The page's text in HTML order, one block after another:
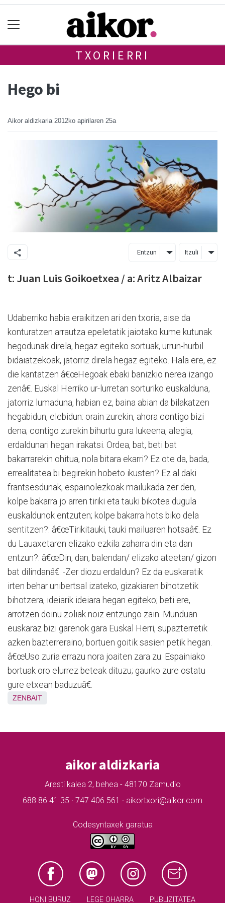
TXORIERRI
Hego bi
Aikor aldizkaria 2012ko apirilaren 25a
Entzun Itzuli
t: Juan Luis Goikoetxea / a: Aritz Albaizar
Udaberriko habia eraikitzen ari den txoria, aise da
konturatzen arrautza epeletatik jaiotako kume kutunak
hegodunak direla, hegaz egiteko sortuak, urrun-hurbil
bidaiatzekoak, jatorriz direla hegaz egiteko. Hala ere, ez
die kantatzen â€œHegoak ebaki banizkio nerea izango
zenâ€. Euskal Herriko ur-lurretan sorturiko euskalduna,
jatorriz lumaduna, habian ez, baina abian da bilakatzen
hegabidun, elebidun: orain zurekin, ahora contigo bizi
dena; contigo zurekin bihurtu gura lukeena, alegia,
erdaldunari hegan irakatsi. Ordea, bat, beti bat
bakarrarekin ohitua, nola bitara ekarri? Ez ote da, bada,
errealitatea bi begirekin hobeto ikusten? Ez al daki
frantsesdunak, espainolezkoak mailukada zer den,
kolpe bakarra jo arren tiriki eta tauki bikotea dugula
euskaldunok entzuten; kolpe bakarra hots biko dela
sentitzen?: â€œTirikitauki, tauki mailuaren hotsaâ€. Ez
du Lauaxetaren elizako ezkila zaharra din eta dan
entzun?: â€œDin, dan, balendan/ elizako ateetan/ gizon
bat dilindanâ€. -Zer diozu erdaldun? Ez da euskaratik
irten behar unibertsal izateko, gizakiaren bihotzetik
bihotzera, ideiarik ideiara hegan egiteko; beti ere,
arrotzen doinu zoliak noiz entzungo zain. Munduan
euskaraz bizi garenok gara Euskal Herri, supazterretik
azken bazterreraino, bortuen goitik sasien petik hegan.
â€œUso zuria errazu nora joaiten zara zu. Espainiako
bortuak oro elurrez beteak dituzu; gaurko zure ostatu
gure etxean baduzuâ€.
ZENBAIT
aikor aldizkaria
Aresti kalea 2, behea - 48170 Zamudio
688 86 41 35 · 747 406 561 · aikortxori@aikor.com
Codesyntaxek garatua
HONI BURUZ LEGE OHARRA PUBLIZITATEA